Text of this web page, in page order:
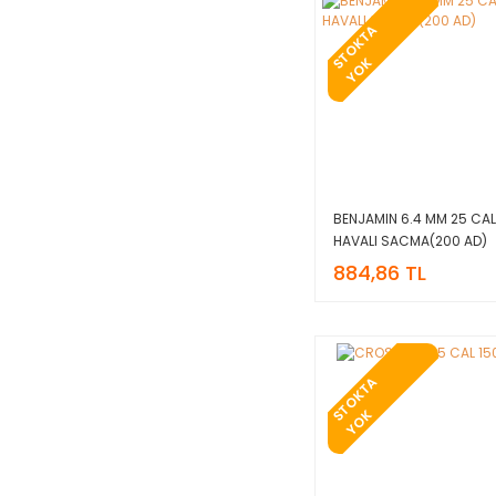
S
T
O
K
T
A
Y
O
K
BENJAMIN 6.4 MM 25
HAVALI SACMA(200 AD)
884,86 TL
S
T
O
K
T
A
Y
O
K